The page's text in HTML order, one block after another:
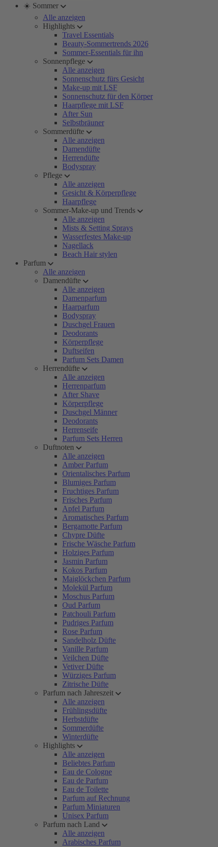
☀️ Sommer
Alle anzeigen
Highlights
Travel Essentials
Beauty-Sommertrends 2026
Sommer-Essentials für ihn
Sonnenpflege
Alle anzeigen
Sonnenschutz fürs Gesicht
Make-up mit LSF
Sonnenschutz für den Körper
Haarpflege mit LSF
After Sun
Selbstbräuner
Sommerdüfte
Alle anzeigen
Damendüfte
Herrendüfte
Bodyspray
Pflege
Alle anzeigen
Gesicht & Körperpflege
Haarpflege
Sommer-Make-up und Trends
Alle anzeigen
Mists & Setting Sprays
Wasserfestes Make-up
Nagellack
Beach Hair stylen
Parfum
Alle anzeigen
Damendüfte
Alle anzeigen
Damenparfum
Haarparfum
Bodyspray
Duschgel Frauen
Deodorants
Körperpflege
Duftseifen
Parfum Sets Damen
Herrendüfte
Alle anzeigen
Herrenparfum
After Shave
Körperpflege
Duschgel Männer
Deodorants
Herrenseife
Parfum Sets Herren
Duftnoten
Alle anzeigen
Amber Parfum
Orientalisches Parfum
Blumiges Parfum
Fruchtiges Parfum
Frisches Parfum
Apfel Parfum
Aromatisches Parfum
Bergamotte Parfum
Chypre Düfte
Frische Wäsche Parfum
Holziges Parfum
Jasmin Parfum
Kokos Parfum
Maiglöckchen Parfum
Molekül Parfum
Moschus Parfum
Oud Parfum
Patchouli Parfum
Pudriges Parfum
Rose Parfum
Sandelholz Düfte
Vanille Parfum
Veilchen Düfte
Vetiver Düfte
Würziges Parfum
Zitrische Düfte
Parfum nach Jahreszeit
Alle anzeigen
Frühlingsdüfte
Herbstdüfte
Sommerdüfte
Winterdüfte
Highlights
Alle anzeigen
Beliebtes Parfum
Eau de Cologne
Eau de Parfum
Eau de Toilette
Parfum auf Rechnung
Parfum Miniaturen
Unisex Parfum
Parfum nach Land
Alle anzeigen
Arabisches Parfum